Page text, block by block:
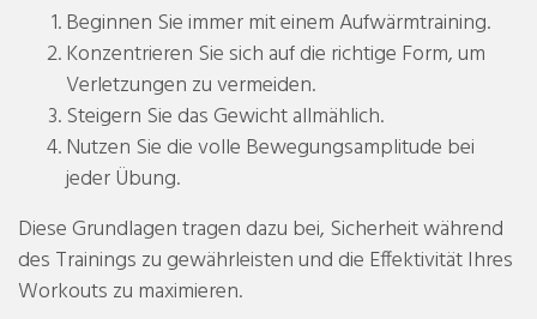
Beginnen Sie immer mit einem Aufwärmtraining.
Konzentrieren Sie sich auf die richtige Form, um
Verletzungen zu vermeiden.
Steigern Sie das Gewicht allmählich.
Nutzen Sie die volle Bewegungsamplitude bei
jeder Übung.
Diese Grundlagen tragen dazu bei, Sicherheit während
des Trainings zu gewährleisten und die Effektivität Ihres
Workouts zu maximieren.